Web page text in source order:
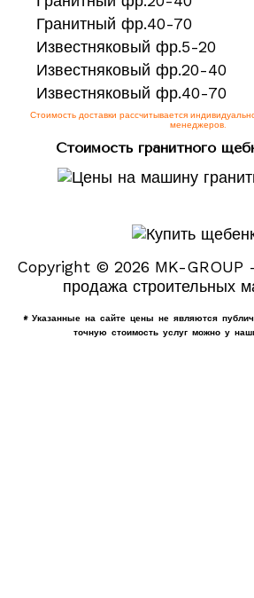
Гранитный фр.40-70
Известняковый фр.5-20
Известняковый фр.20-40
Известняковый фр.40-70
Стоимость доставки рассчитывается
менеджеров.
Стоимость гранитного
Copyright © 2026 MK-GROUP
продажа строительных
* Указанные на сайте цены не являются
точную стоимость услуг можно у